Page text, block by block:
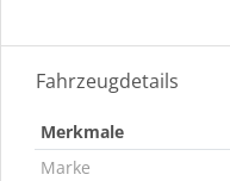
Fahrzeugdetails
Merkmale
Marke